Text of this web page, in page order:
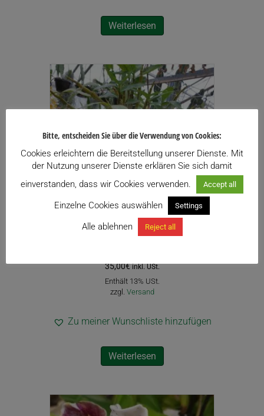
Weiterlesen
35,00€ inkl. USt.
Enthält 13% USt.
zzgl. Versand
Zu meiner Wunschliste hinzufügen
Weiterlesen
Bitte, entscheiden Sie über die Verwendung von Cookies:
Cookies erleichtern die Bereitstellung unserer Dienste. Mit
der Nutzung unserer Dienste erklären Sie sich damit
einverstanden, dass wir Cookies verwenden.
Accept all
Einzelne Cookies auswählen Settings
Alle ablehnen Reject all